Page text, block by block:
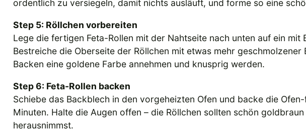
ordentlich zu versiegeln, damit nichts ausläuft, und forme so eine
Step 5: Röllchen vorbereiten
Lege die fertigen Feta-Rollen mit der Nahtseite nach unten auf ein
Bestreiche die Oberseite der Röllchen mit etwas mehr
Backen eine goldene Farbe annehmen und knusprig werden.
Step 6: Feta-Rollen backen
Schiebe das Backblech in den vorgeheizten Ofen und backe die
Minuten. Halte die Augen offen – die Röllchen sollten schön
herausnimmst.